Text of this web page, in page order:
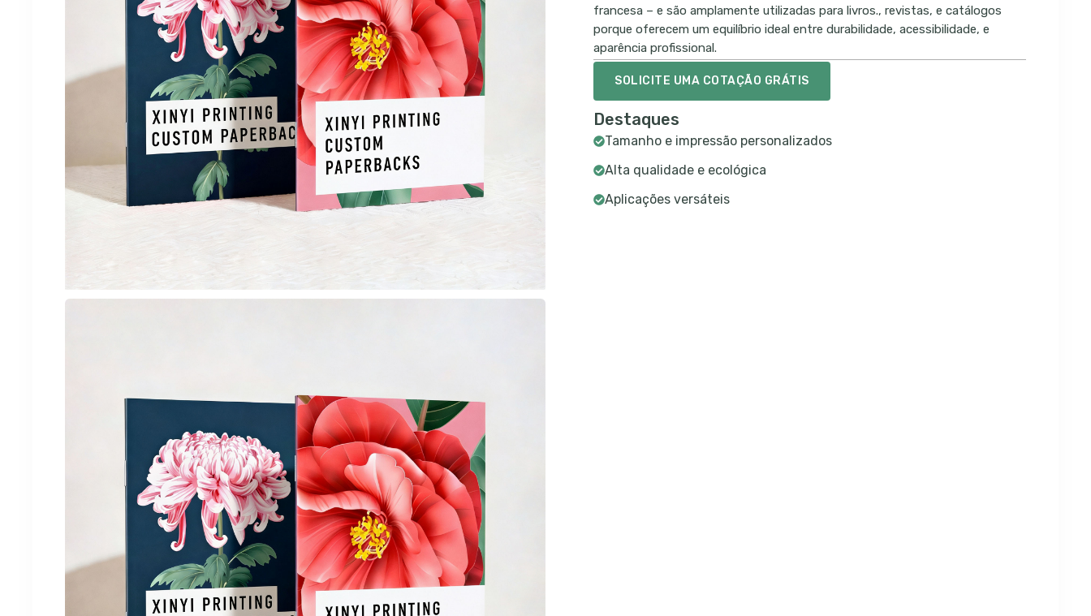
francesa – e são amplamente utilizadas para livros., revistas, e catálogos
porque oferecem um equilíbrio ideal entre durabilidade, acessibilidade, e
aparência profissional.
SOLICITE UMA COTAÇÃO GRÁTIS
Destaques
Tamanho e impressão personalizados
Alta qualidade e ecológica
Aplicações versáteis